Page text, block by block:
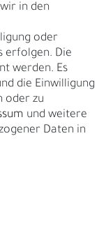
Team.
in den
oder
erfolgen. Die
werden. Es
die Einwilligung
oder zu
und weitere
Daten in